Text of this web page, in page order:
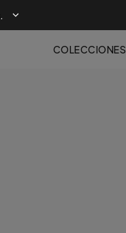
COLECCIONES